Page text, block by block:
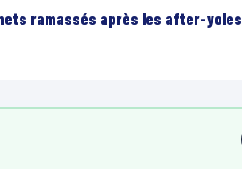
ramassés après les after-yoles